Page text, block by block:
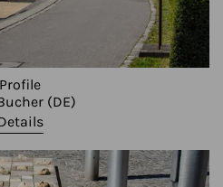
Profile
(DE)